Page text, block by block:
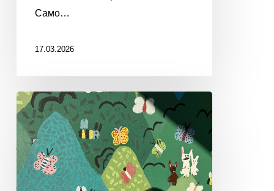
Само…
17.03.2026
ЗНАКИ
СУДЬБЫ
УВЕЛИЧИТЕЛЬНЫЕ
СТЕКЛА